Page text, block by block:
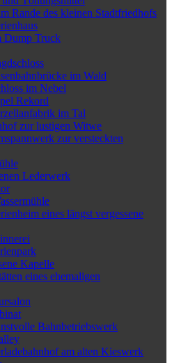
Rande des kleinen Stadtfriedhofs
Dump Truck
im Wald
im Nebel
Rekord
im Tal
zur lustigen Witwe
zur versteckten
Lederwerk
eines längst vergessene
Kapelle
eines ehemaligen
Bahnbetriebswerk
am alten Kieswerk